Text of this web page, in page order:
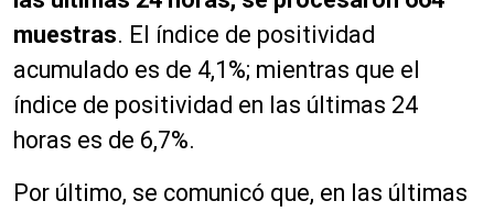
muestras. El índice de positividad
acumulado es de 4,1%; mientras que el
índice de positividad en las últimas 24
horas es de 6,7%.
Por último, se comunicó que, en las últimas